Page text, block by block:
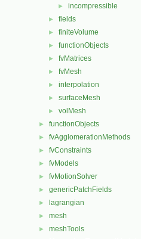
► incompressible
► fields
► finiteVolume
► functionObjects
► fvMatrices
► fvMesh
► interpolation
► surfaceMesh
► volMesh
► functionObjects
► fvAgglomerationMethods
► fvConstraints
► fvModels
► fvMotionSolver
► genericPatchFields
► lagrangian
► mesh
► meshTools